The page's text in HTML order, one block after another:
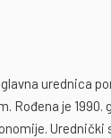
urednica
Rođena je 1990.
Urednički